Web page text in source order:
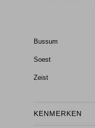
Bussum
Soest
Zeist
KENMERKEN